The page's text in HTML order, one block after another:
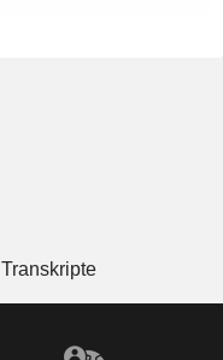
Transkripte